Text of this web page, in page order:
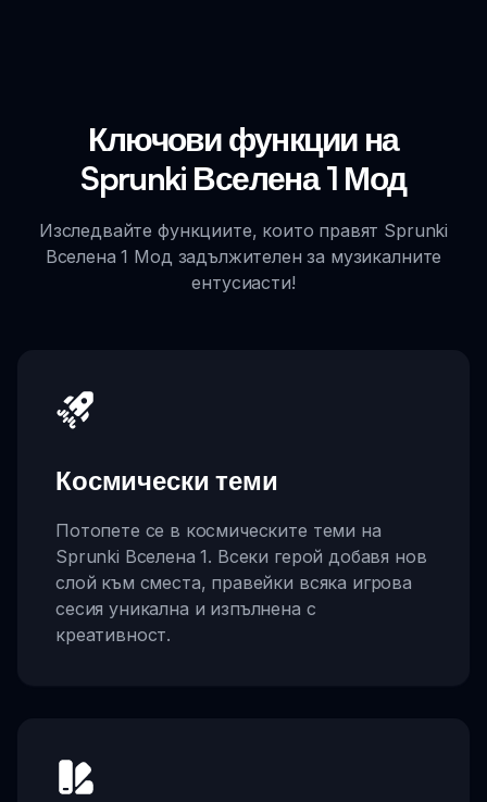
Ключови функции на
Sprunki Вселена 1 Мод
Изследвайте функциите, които правят Sprunki
Вселена 1 Мод задължителен за музикалните
ентусиасти!
Космически теми
Потопете се в космическите теми на
Sprunki Вселена 1. Всеки герой добавя нов
слой към сместа, правейки всяка игрова
сесия уникална и изпълнена с
креативност.